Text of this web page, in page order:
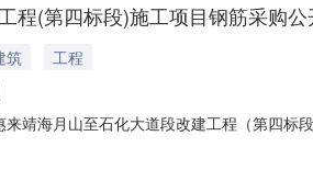
程(第四标段)施工项目钢筋采购
筑
工程
靖海月山至石化大道段改建工程（第四标
吨3普通热轧带肋钢筋